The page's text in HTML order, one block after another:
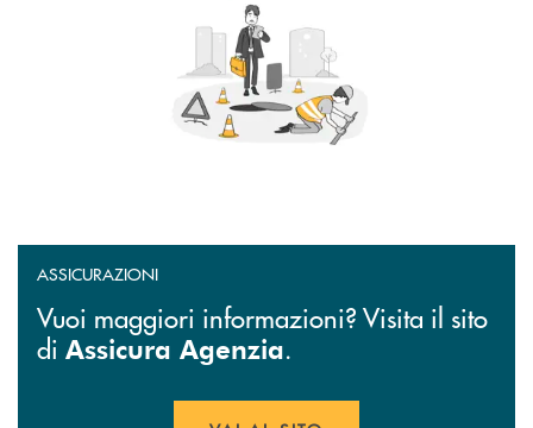
ASSICURAZIONI
Vuoi maggiori informazioni? Visita il sito
di Assicura Agenzia.